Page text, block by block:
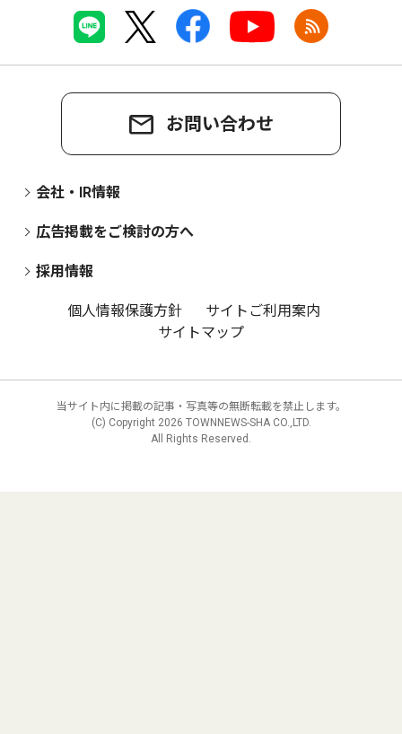
お問い合わせ
会社・IR情報
広告掲載をご検討の方へ
採用情報
個人情報保護方針
サイトご利用案内
サイトマップ
当サイト内に掲載の記事・写真等の無断転載を禁止します。
(C) Copyright 2026 TOWNNEWS-SHA CO.,LTD.
All Rights Reserved.